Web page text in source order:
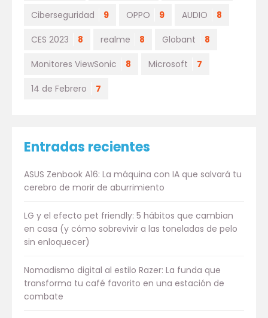
Ciberseguridad 9 OPPO 9 AUDIO 8
CES 2023 8 realme 8 Globant 8
Monitores ViewSonic 8 Microsoft 7
14 de Febrero 7
Entradas recientes
ASUS Zenbook A16: La máquina con IA que salvará tu
cerebro de morir de aburrimiento
LG y el efecto pet friendly: 5 hábitos que cambian
en casa (y cómo sobrevivir a las toneladas de pelo
sin enloquecer)
Nomadismo digital al estilo Razer: La funda que
transforma tu café favorito en una estación de
combate